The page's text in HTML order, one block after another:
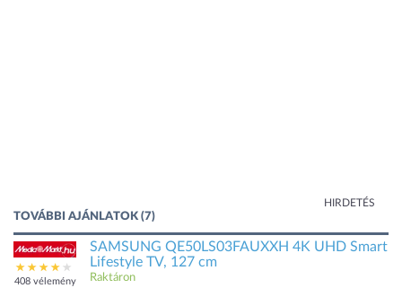
HIRDETÉS
TOVÁBBI AJÁNLATOK (7)
408 vélemény
SAMSUNG QE50LS03FAUXXH 4K UHD Smart
Lifestyle TV, 127 cm
Raktáron